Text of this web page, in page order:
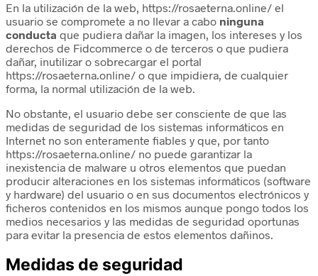
En la utilización de la web, https://rosaeterna.online/ el
usuario se compromete a no llevar a cabo ninguna
conducta que pudiera dañar la imagen, los intereses y los
derechos de Fidcommerce o de terceros o que pudiera
dañar, inutilizar o sobrecargar el portal
https://rosaeterna.online/ o que impidiera, de cualquier
forma, la normal utilización de la web.
No obstante, el usuario debe ser consciente de que las
medidas de seguridad de los sistemas informáticos en
Internet no son enteramente fiables y que, por tanto
https://rosaeterna.online/ no puede garantizar la
inexistencia de malware u otros elementos que puedan
producir alteraciones en los sistemas informáticos (software
y hardware) del usuario o en sus documentos electrónicos y
ficheros contenidos en los mismos aunque pongo todos los
medios necesarios y las medidas de seguridad oportunas
para evitar la presencia de estos elementos dañinos.
Medidas de seguridad